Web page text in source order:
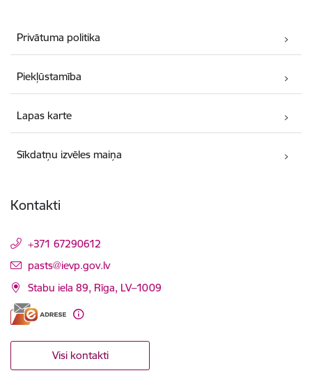
Privātuma politika
Piekļūstamība
Lapas karte
Sīkdatņu izvēles maiņa
Kontakti
+371 67290612
E-pasts:
pasts@ievp.gov.lv
Stabu iela 89, Rīga, LV–1009
Visi kontakti